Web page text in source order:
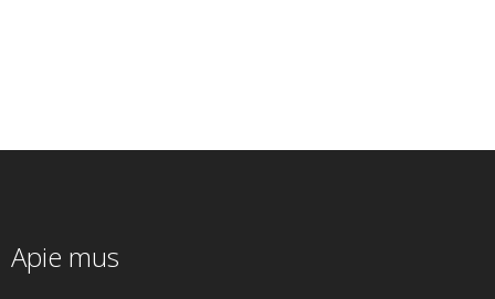
Apie mus